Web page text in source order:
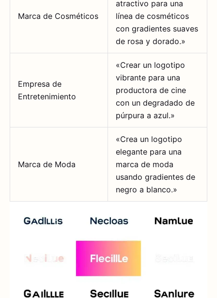
Marca de Cosméticos
atractivo para una
línea de cosméticos
con gradientes suaves
de rosa y dorado.»
Empresa de
Entretenimiento
«Crear un logotipo
vibrante para una
productora de cine
con un degradado de
púrpura a azul.»
Marca de Moda
«Crea un logotipo
elegante para una
marca de moda
usando gradientes de
negro a blanco.»